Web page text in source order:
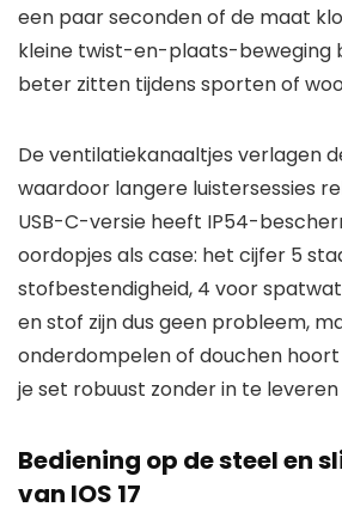
een paar seconden of de maat
kleine twist-en-plaats-beweging
beter zitten tijdens sporten of
De ventilatiekanaaltjes verlagen
waardoor langere luistersessies
USB-C-versie heeft IP54-
oordopjes als case: het cijfer 5
stofbestendigheid, 4 voor
en stof zijn dus geen probleem,
onderdompelen of douchen hoort
je set robuust zonder in te
Bediening op de steel en
van IOS 17